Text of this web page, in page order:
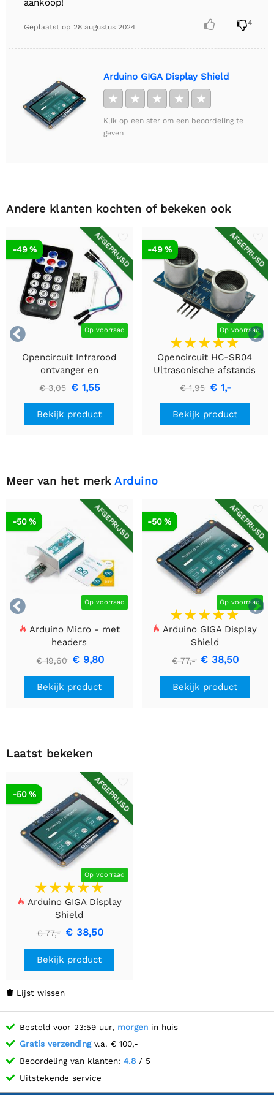
aankoop!
Geplaatst op 28 augustus 2024  4
Arduino GIGA Display Shield
★ ★ ★ ★ ★
Klik op een ster om een beoordeling te
geven
Andere klanten kochten of bekeken ook


AFGEPRIJSD
Op voorraad
-49 %
Opencircuit Infrarood
ontvanger en
afstandsbediening kit
€ 3,05 € 1,55
Bekijk product
AFGEPRIJSD
Op voorraad
-49 %
Opencircuit HC-SR04
Ultrasonische afstands
detectie module
€ 1,95 € 1,-
Bekijk product
Meer van het merk Arduino


AFGEPRIJSD
Op voorraad
-50 %
Arduino Micro - met
headers
€ 19,60 € 9,80
Bekijk product
AFGEPRIJSD
Op voorraad
-50 %
Arduino GIGA Display
Shield
€ 77,- € 38,50
Bekijk product
Laatst bekeken
AFGEPRIJSD
Op voorraad
-50 %
Arduino GIGA Display
Shield
€ 77,- € 38,50
Bekijk product
 Lijst wissen
Besteld voor 23:59 uur, morgen in huis
Gratis verzendingv.a. € 100,-
Beoordeling van klanten: 4.8 / 5
Uitstekende service